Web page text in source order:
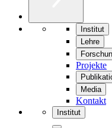
Institut
Lehre
Projekte
Media
Kontakt
Institut